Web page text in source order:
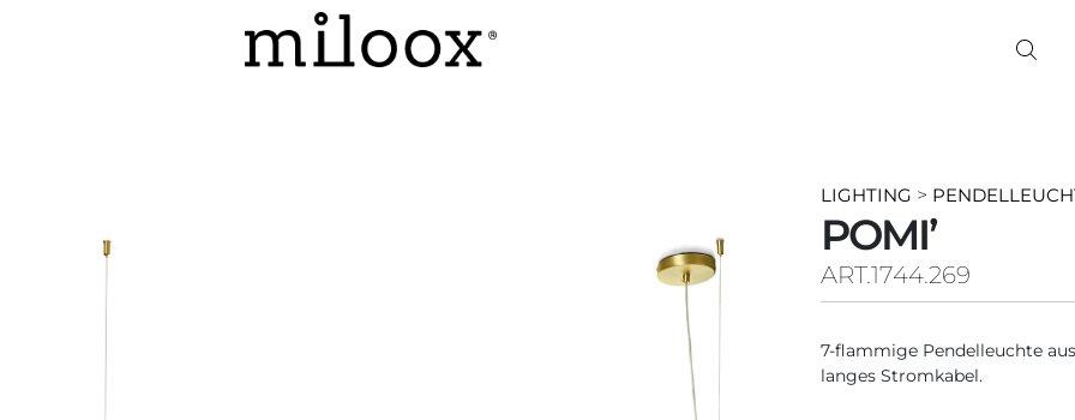
LIGHTING >
POMI’
ART.1744.269
7-flammige Pendelleuchte
langes Stromkabel.